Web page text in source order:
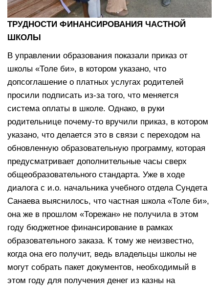
ТРУДНОСТИ ФИНАНСИРОВАНИЯ ЧАСТНОЙ
ШКОЛЫ
В управлении образования показали приказ от
школы «Толе би», в котором указано, что
допсоглашение о платных услугах родителей
просили подписать из-за того, что меняется
система оплаты в школе. Однако, в руки
родительнице почему-то вручили приказ, в котором
указано, что делается это в связи с переходом на
обновленную образовательную программу, которая
предусматривает дополнительные часы сверх
общеобразовательного стандарта. Уже в ходе
диалога с и.о. начальника учебного отдела Сундета
Санаева выяснилось, что частная школа «Толе би»,
она же в прошлом «Торежан» не получила в этом
году бюджетное финансирование в рамках
образовательного заказа. К тому же неизвестно,
когда она его получит, ведь владельцы школы не
могут собрать пакет документов, необходимый в
этом году для получения денег из казны на